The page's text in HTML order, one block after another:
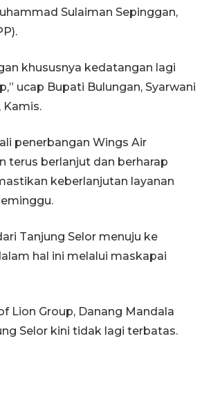
Sulaiman Sepinggan,
khususnya kedatangan lagi
ucap Bupati Bulungan, Syarwani
Kamis.
penerbangan Wings Air
terus berlanjut dan berharap
keberlanjutan layanan
Tanjung Selor menuju ke
hal ini melalui maskapai
Lion Group, Danang Mandala
Selor kini tidak lagi terbatas.